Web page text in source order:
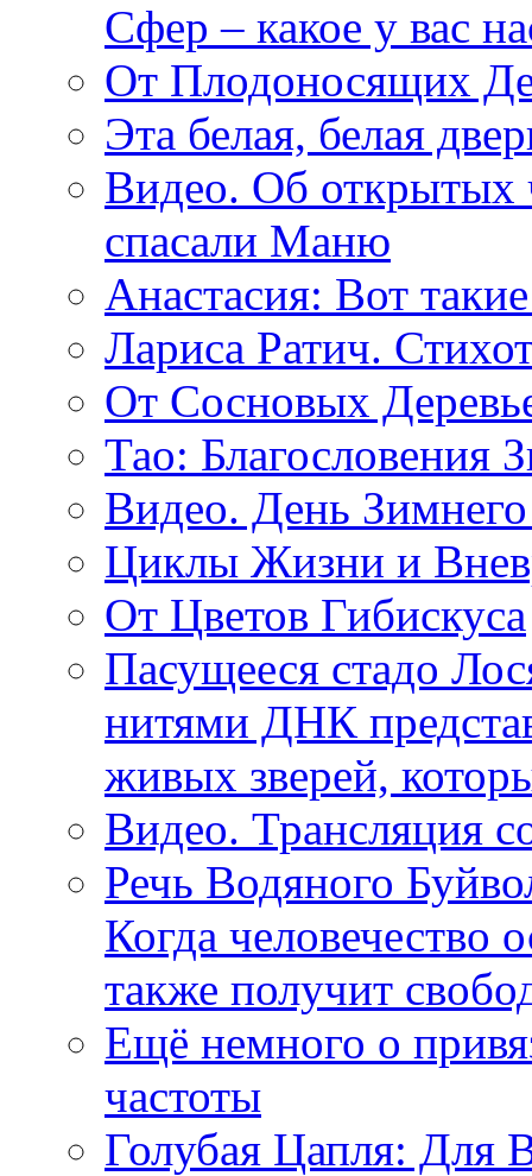
Сфер – какое у вас
От Плодоносящих
Эта белая, белая
Видео. Об открытых
спасали Маню
Анастасия: Вот
Лариса Ратич.
От Сосновых
Тао: Благословения
Видео. День
Циклы Жизни и
От Цветов Гибискуса
Пасущееся стадо
нитями ДНК
живых зверей,
Видео. Трансляция
Речь Водяного
Когда человечество
также получит
Ещё немного о
частоты
Голубая Цапля: Для